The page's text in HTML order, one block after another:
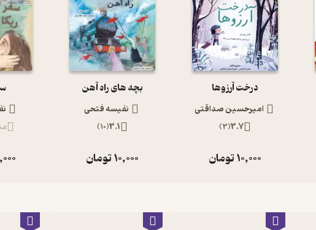
درخت آرزوها
امیرحسین صداقتی
3.7
(
3
)
10,000تومان
بچه های راه آهن
نفیسه فتحی
3.1
(
10
)
10,000تومان